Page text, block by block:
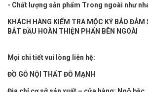
- Chất lượng sản phẩm Trong ngoài như
KHÁCH HÀNG KIỂM TRA MỘC KÝ BẢO ĐẢM
BẮT ĐẦU HOÀN THIỆN PHẨN BÊN NGOÀI
Mọi chi tiết vui lòng liên hệ:
ĐỒ GỖ NỘI THẤT ĐỖ MẠNH